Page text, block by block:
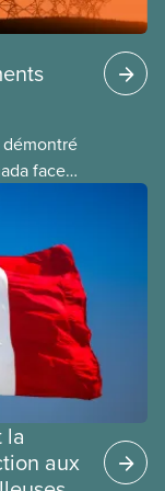
face
de
la
aux